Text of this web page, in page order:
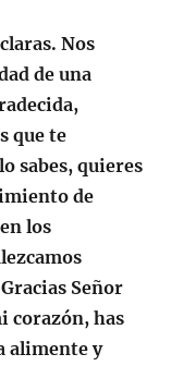
Nos
de una
que te
sabes, quieres
de
los
Señor
corazón, has
alimente y